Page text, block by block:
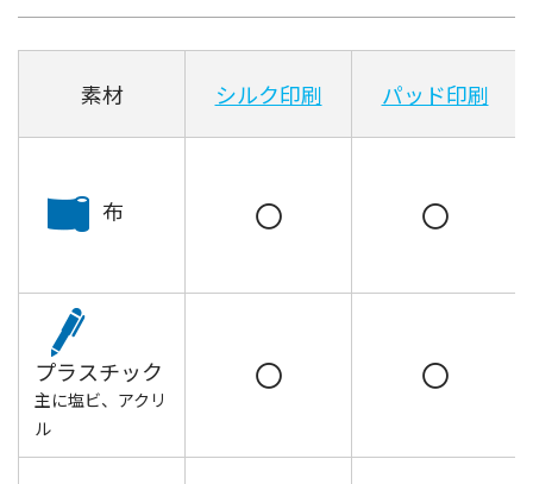
素材 シルク印刷 パッド印刷
布 〇 〇
プラスチック
主に塩ビ、アクリ
ル
〇 〇